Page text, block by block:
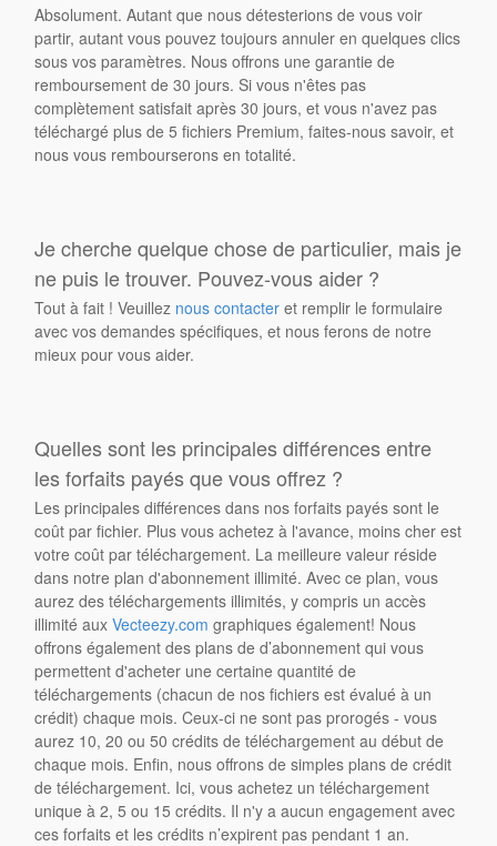
Absolument. Autant que nous détesterions de vous voir
partir, autant vous pouvez toujours annuler en quelques clics
sous vos paramètres. Nous offrons une garantie de
remboursement de 30 jours. Si vous n'êtes pas
complètement satisfait après 30 jours, et vous n'avez pas
téléchargé plus de 5 fichiers Premium, faites-nous savoir, et
nous vous rembourserons en totalité.
Je cherche quelque chose de particulier, mais je
ne puis le trouver. Pouvez-vous aider ?
Tout à fait ! Veuillez nous contacter et remplir le formulaire
avec vos demandes spécifiques, et nous ferons de notre
mieux pour vous aider.
Quelles sont les principales différences entre
les forfaits payés que vous offrez ?
Les principales différences dans nos forfaits payés sont le
coût par fichier. Plus vous achetez à l'avance, moins cher est
votre coût par téléchargement. La meilleure valeur réside
dans notre plan d'abonnement illimité. Avec ce plan, vous
aurez des téléchargements illimités, y compris un accès
illimité auxVecteezy.com graphiques également! Nous
offrons également des plans de d’abonnement qui vous
permettent d'acheter une certaine quantité de
téléchargements (chacun de nos fichiers est évalué à un
crédit) chaque mois. Ceux-ci ne sont pas prorogés - vous
aurez 10, 20 ou 50 crédits de téléchargement au début de
chaque mois. Enfin, nous offrons de simples plans de crédit
de téléchargement. Ici, vous achetez un téléchargement
unique à 2, 5 ou 15 crédits. Il n'y a aucun engagement avec
ces forfaits et les crédits n’expirent pas pendant 1 an.